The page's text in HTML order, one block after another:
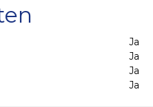
Ja
Ja
Ja
Ja